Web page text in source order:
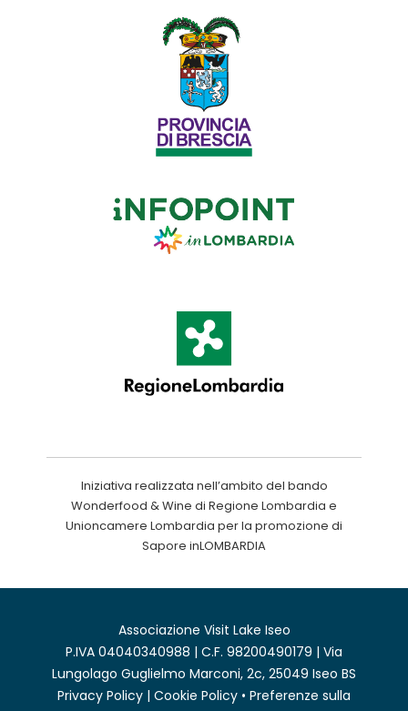
Iniziativa realizzata nell’ambito del bando
Wonderfood & Wine di Regione Lombardia e
Unioncamere Lombardia per la promozione di
Sapore inLOMBARDIA
Associazione Visit Lake Iseo
P.IVA 04040340988 | C.F. 98200490179 | Via
Lungolago Guglielmo Marconi, 2c, 25049 Iseo BS
Privacy Policy | Cookie Policy • Preferenze sulla